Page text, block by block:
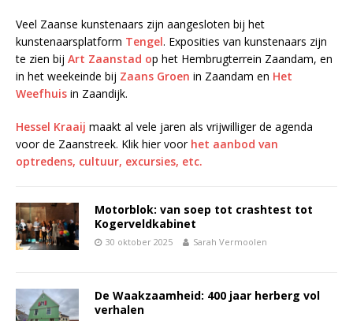
Veel Zaanse kunstenaars zijn aangesloten bij het
kunstenaarsplatform Tengel. Exposities van kunstenaars zijn
te zien bij Art Zaanstad op het Hembrugterrein Zaandam, en
in het weekeinde bij Zaans Groen in Zaandam en Het
Weefhuis in Zaandijk.
Hessel Kraaij maakt al vele jaren als vrijwilliger de agenda
voor de Zaanstreek. Klik hier voor het aanbod van
optredens, cultuur, excursies, etc.
Motorblok: van soep tot crashtest tot
Kogerveldkabinet
30 oktober 2025 Sarah Vermoolen
De Waakzaamheid: 400 jaar herberg vol
verhalen